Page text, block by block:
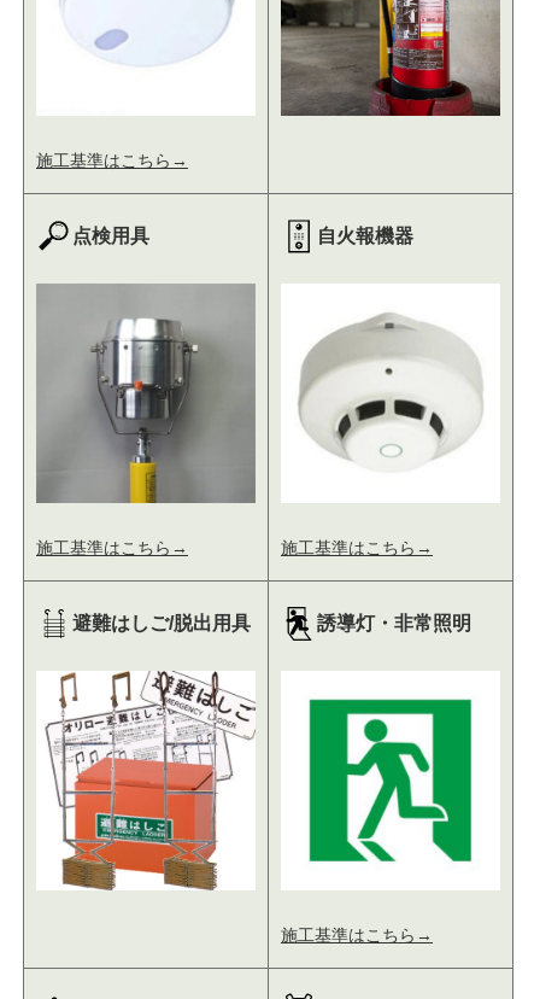
施工基準はこちら→
点検用具
施工基準はこちら→
自火報機器
施工基準はこちら→
避難はしご/脱出用具 誘導灯・非常照明
施工基準はこちら→